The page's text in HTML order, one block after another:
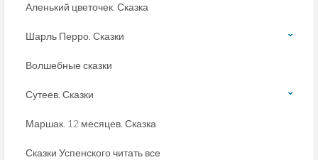
Аленький цветочек. Сказка
Шарль Перро. Сказки
Волшебные сказки
Сутеев. Сказки
Маршак. 12 месяцев. Сказка
Сказки Успенского читать все